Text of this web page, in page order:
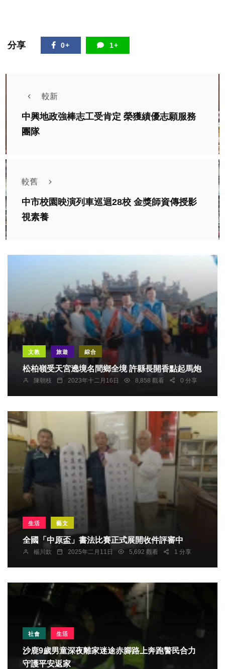
分享 0+ 1+
較新
中興地政強棒志工受肯定 榮獲績優志願服務
團隊
較舊
中市校園映演列車巡迴28校 金獎師資傳授影
視素養
文教 旅遊 綜合
松柏嶺受天宮遶境名間鄉全境 許縣長開香點起馬炮
陳朝枝 2023年十二月16日 8,858 觀看 0 分享
生活 藝文
全國「中原盃」書法比賽正式展開收件評審中
楊川欽 2025年二月11日 5,692 觀看 1 分享
社會 生活
沙鹿9歲男童深夜離家迷途赤腳路上奔跑警民合力
守護平安返家